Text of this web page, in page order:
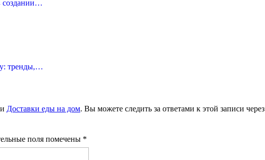
создании…
тренды,…
Доставки еды на дом. Вы можете следить за ответами к этой записи через
поля помечены *